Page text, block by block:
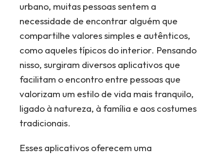
urbano, muitas pessoas sentem a
necessidade de encontrar alguém que
compartilhe valores simples e autênticos,
como aqueles típicos do interior. Pensando
nisso, surgiram diversos aplicativos que
facilitam o encontro entre pessoas que
valorizam um estilo de vida mais tranquilo,
ligado à natureza, à família e aos costumes
tradicionais.
Esses aplicativos oferecem uma